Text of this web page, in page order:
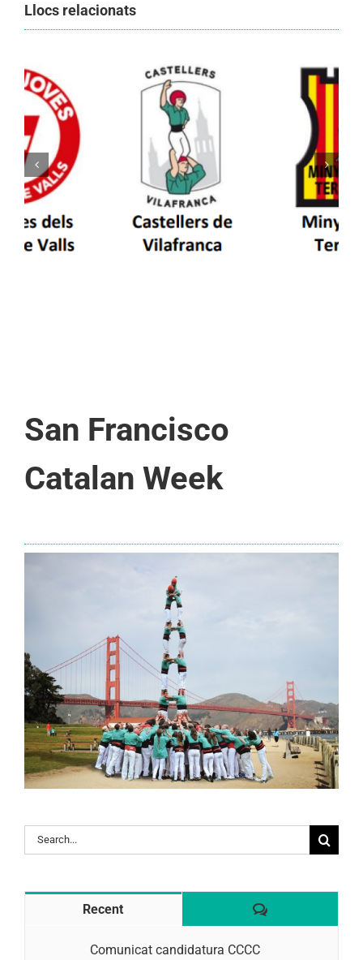
Llocs relacionats
Els Castellers de Vilafranca unieixen tradició i
patrimoni en un viatge de colla a la Vall
d’Aran i a la Vall de Boí
San Francisco
Catalan Week
Search
for:
Recent Comentaris
Comunicat candidatura CCCC